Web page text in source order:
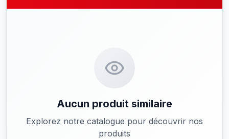
Aucun produit similaire
Explorez notre catalogue pour découvrir nos
produits